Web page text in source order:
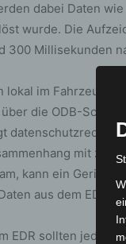
dabei Daten
wurde. Die
300 Millisekunden
lokal im Fahrzeug
die ODB-
mit
kann ein Gericht
aus dem EDR
EDR sollten